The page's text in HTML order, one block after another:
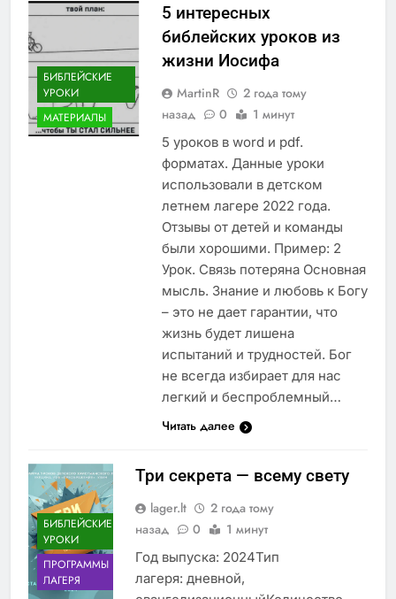
БИБЛЕЙСКИЕ
УРОКИ
МАТЕРИАЛЫ
5 интересных
библейских уроков из
жизни Иосифа
MartinR
2 года тому
назад
0 1 минут
5 уроков в word и pdf.
форматах. Данные уроки
использовали в детском
летнем лагере 2022 года.
Отзывы от детей и команды
были хорошими. Пример: 2
Урок. Связь потеряна Основная
мысль. Знание и любовь к Богу
– это не дает гарантии, что
жизнь будет лишена
испытаний и трудностей. Бог
не всегда избирает для нас
легкий и беспроблемный…
Читать далее
БИБЛЕЙСКИЕ
УРОКИ
ПРОГРАММЫ
ЛАГЕРЯ
Три секрета — всему свету
lager.lt
2 года тому
назад
0 1 минут
Год выпуска: 2024Тип
лагеря: дневной,